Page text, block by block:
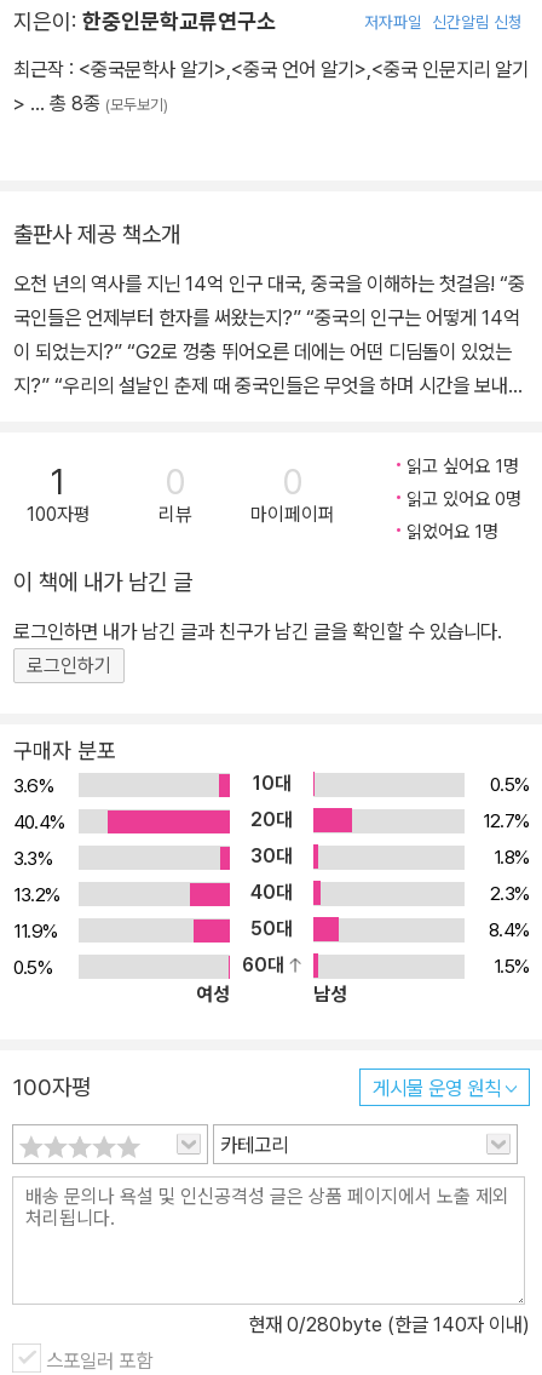
지은이: 한중인문학교류연구소 저자파일 신간알림 신청
최근작 : <중국문학사 알기> <중국 언어 알기> <중국 인문지리 알기
> … 총 8종 (모두보기)
출판사 제공 책소개
오천 년의 역사를 지닌 14억 인구 대국, 중국을 이해하는 첫걸음! “중
국인들은 언제부터 한자를 써왔는지?” “중국의 인구는 어떻게 14억
이 되었는지?” “G2로 껑충 뛰어오른 데에는 어떤 디딤돌이 있었는
지?” “우리의 설날인 춘제 때 중국인들은 무엇을 하며 시간을 보내는
짜인지 궁금할 때, 짧은 시간에 중국에 대한 다양한 것을 많이 알고 싶
을 때 가볍게 들고 재미있게 읽을 수 있는 중국에 관한 가장 재미있고
쉬운 모든 이야기를 <중국 문화 알기>에 담았습니다! ■ 이 책의 저
교 중국학과 교수 김의정 성결대학교 교양학부 교수 김정희 한양여자
대학교 실무중국어과 교수 박민정 세종사이버대학교 국제학과 초빙
교수 박원기 원광대학교 중국학과 교수 여정연 우송대학교 호텔관광
경영학과 초빙교수 윤순일 고려대학교 중어중문학과 외래교수 이봉
수 이승신 한국산업기술대학교 지식융합학부 외래교수 이혜강 용인
대학교 국제교류교육원 초빙교수 장윤선 배재대학교 중국학과 교수
최진아 이화여자대학교 중어중문학과 외래교수 최우석 국립안동대학
교 중어중문학과 교수 陳雨璇 中國 阜陽師範大學 文學院 講師
1
100자평
0
리뷰
0
마이페이퍼
읽고 싶어요 1명
읽고 있어요 0명
읽었어요 1명
이 책에 내가 남긴 글
로그인하면 내가 남긴 글과 친구가 남긴 글을 확인할 수 있습니다.
로그인하기
구매자 분포
3.6% 10대
0.5%
40.4%
20대
12.7%
3.3%
30대
1.8%
13.2%
40대
2.3%
11.9%
50대
8.4%
0.5%
60대
1.5%
여성
남성
100자평 게시물 운영 원칙
카테고리
현재 0/280byte (한글 140자 이내)
스포일러 포함